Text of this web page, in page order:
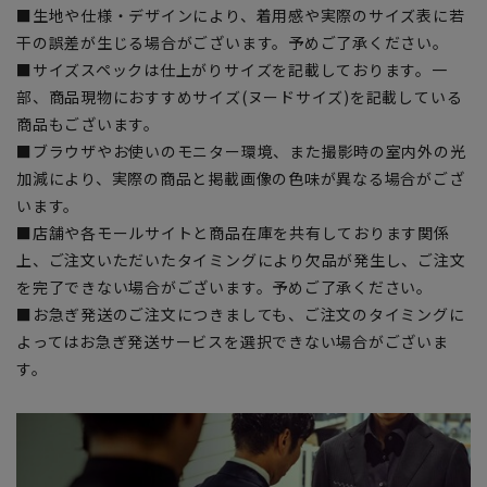
■生地や仕様・デザインにより、着用感や実際のサイズ表に若
干の誤差が生じる場合がございます。予めご了承ください。
■サイズスペックは仕上がりサイズを記載しております。一
部、商品現物におすすめサイズ(ヌードサイズ)を記載している
商品もございます。
■ブラウザやお使いのモニター環境、また撮影時の室内外の光
加減により、実際の商品と掲載画像の色味が異なる場合がござ
います。
■店舗や各モールサイトと商品在庫を共有しております関係
上、ご注文いただいたタイミングにより欠品が発生し、ご注文
を完了できない場合がございます。予めご了承ください。
■お急ぎ発送のご注文につきましても、ご注文のタイミングに
よってはお急ぎ発送サービスを選択できない場合がございま
す。